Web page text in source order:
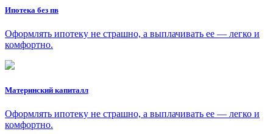
Ипотека без пв
Оформлять ипотеку не страшно, а выплачивать ее — легко и
комфортно.
Материнский капиталл
Оформлять ипотеку не страшно, а выплачивать ее — легко и
комфортно.